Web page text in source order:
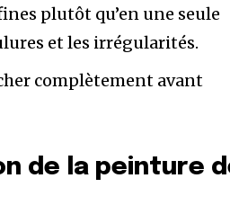
plutôt qu’en une seule
et les irrégularités.
complètement avant
de la peinture